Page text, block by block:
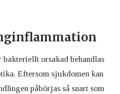
orsakad behandlas
Eftersom sjukdomen kan
påbörjas så snart som